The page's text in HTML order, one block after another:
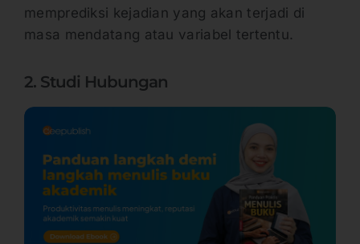
memprediksi kejadian yang akan terjadi di
masa mendatang atau variabel tertentu.
2. Studi Hubungan